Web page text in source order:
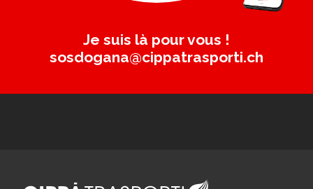
Je suis là pour vous !
sosdogana@cippatrasporti.ch